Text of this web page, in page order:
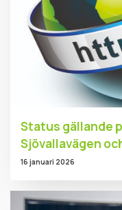
Status gällande
Sjövallavägen
16 januari 2026